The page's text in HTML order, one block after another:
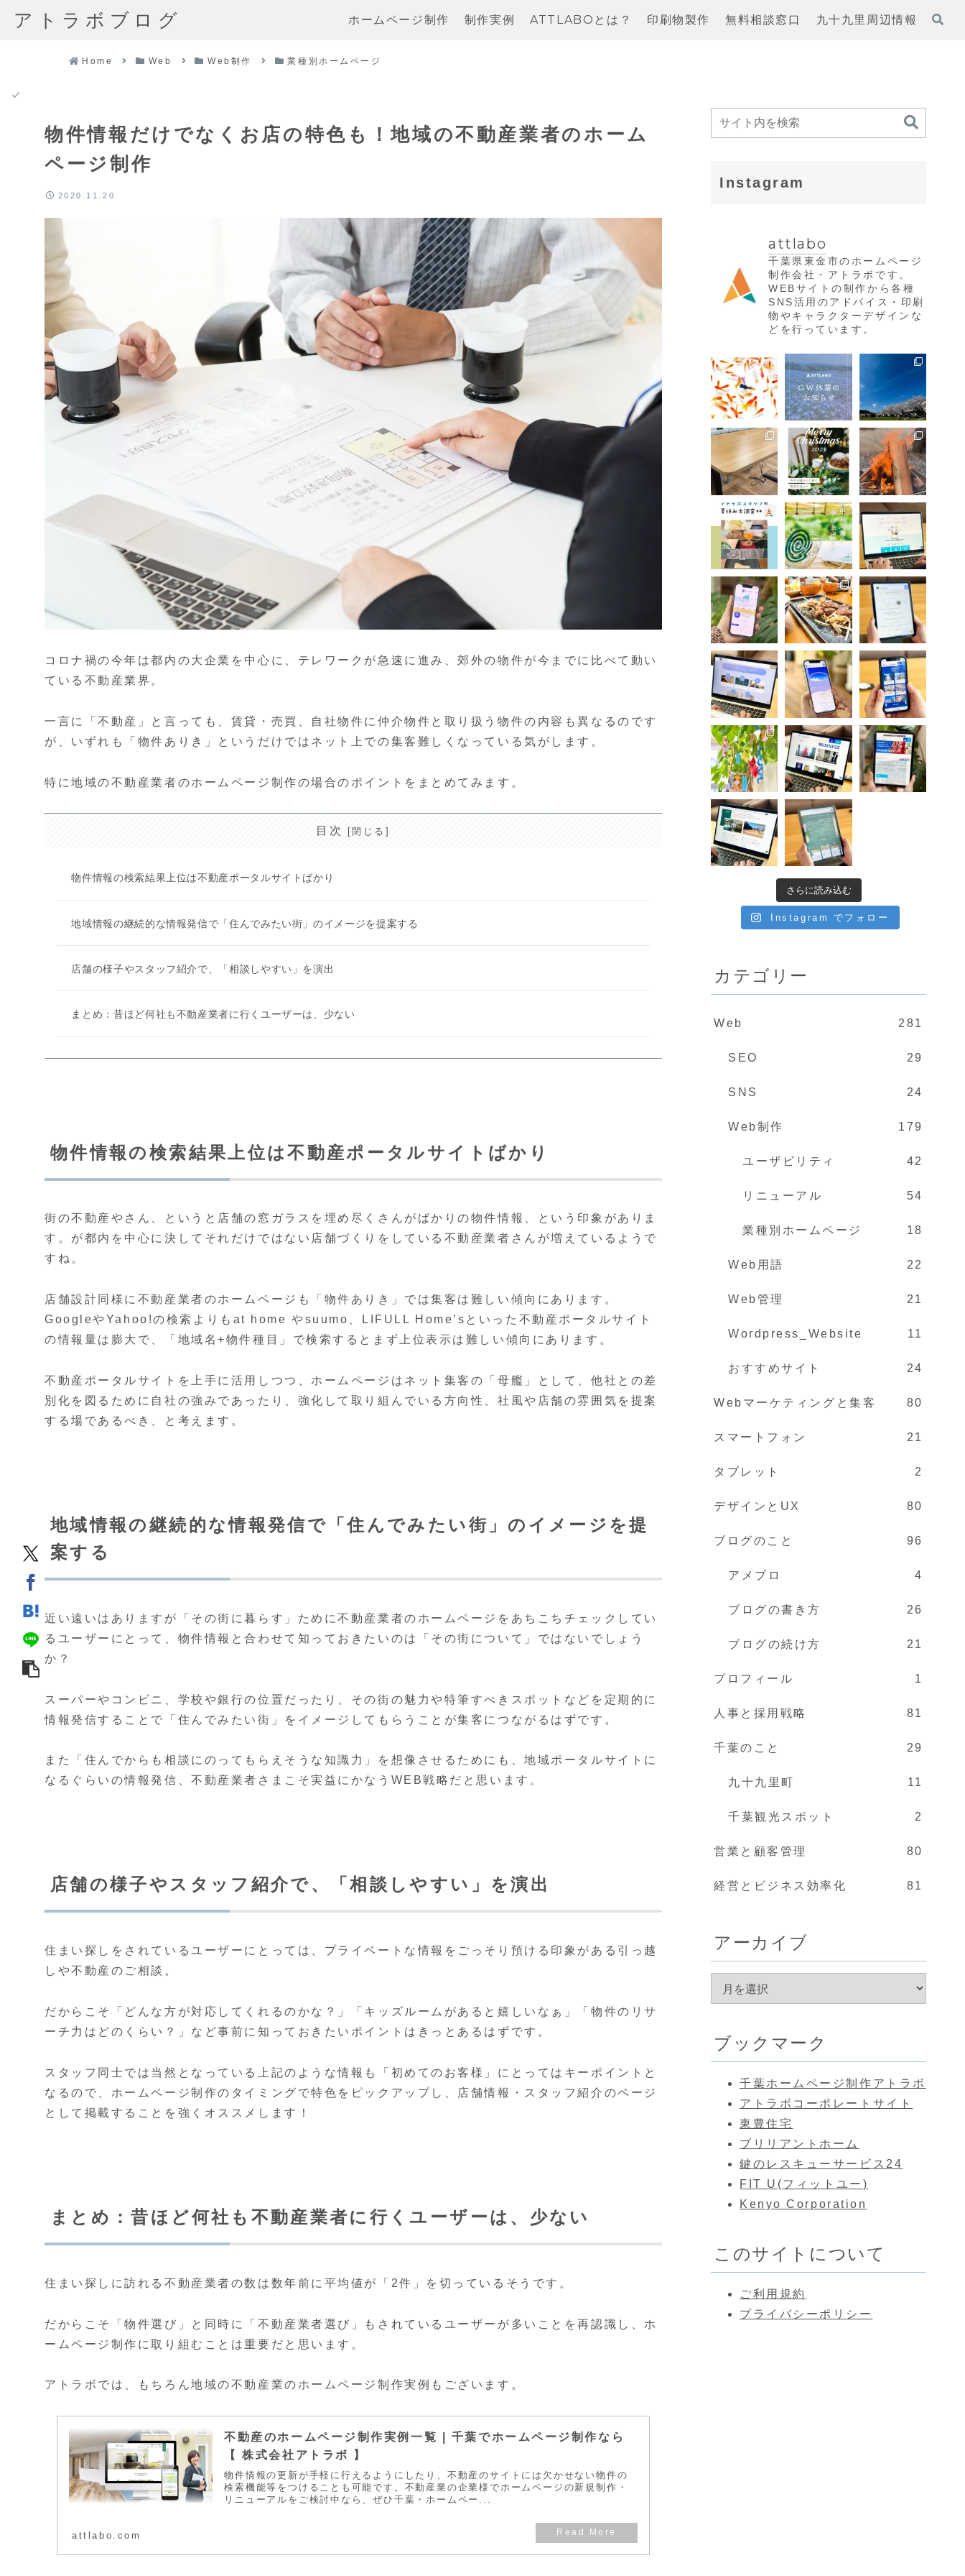
アトラボブログ ホームページ制作 制作実例 ATTLABOとは？ 印刷物製作 無料相談窓口 九十九里周辺情報
Home Web Web制作 業種別ホームページ
物件情報だけでなくお店の特色も！地域の不動産業者のホーム
ページ制作
2020.11.20
コロナ禍の今年は都内の大企業を中心に、テレワークが急速に進み、郊外の物件が今までに比べて動い
ている不動産業界。
一言に「不動産」と言っても、賃貸・売買、自社物件に仲介物件と取り扱う物件の内容も異なるのです
が、いずれも「物件ありき」というだけではネット上での集客難しくなっている気がします。
特に地域の不動産業者のホームページ制作の場合のポイントをまとめてみます。
目次
物件情報の検索結果上位は不動産ポータルサイトばかり
地域情報の継続的な情報発信で「住んでみたい街」のイメージを提案する
店舗の様子やスタッフ紹介で、「相談しやすい」を演出
まとめ：昔ほど何社も不動産業者に行くユーザーは、少ない
物件情報の検索結果上位は不動産ポータルサイトばかり
街の不動産やさん、というと店舗の窓ガラスを埋め尽くさんがばかりの物件情報、という印象がありま
す。が都内を中心に決してそれだけではない店舗づくりをしている不動産業者さんが増えているようで
すね。
店舗設計同様に不動産業者のホームページも「物件ありき」では集客は難しい傾向にあります。
GoogleやYahoo!の検索よりもat home やsuumo、LIFULL Home’sといった不動産ポータルサイト
の情報量は膨大で、「地域名+物件種目」で検索するとまず上位表示は難しい傾向にあります。
不動産ポータルサイトを上手に活用しつつ、ホームページはネット集客の「母艦」として、他社との差
別化を図るために自社の強みであったり、強化して取り組んでいる方向性、社風や店舗の雰囲気を提案
する場であるべき、と考えます。
地域情報の継続的な情報発信で「住んでみたい街」のイメージを提
案する
近い遠いはありますが「その街に暮らす」ために不動産業者のホームページをあちこちチェックしてい
るユーザーにとって、物件情報と合わせて知っておきたいのは「その街について」ではないでしょう
か？
スーパーやコンビニ、学校や銀行の位置だったり、その街の魅力や特筆すべきスポットなどを定期的に
情報発信することで「住んでみたい街」をイメージしてもらうことが集客につながるはずです。
また「住んでからも相談にのってもらえそうな知識力」を想像させるためにも、地域ポータルサイトに
なるぐらいの情報発信、不動産業者さまこそ実益にかなうWEB戦略だと思います。
店舗の様子やスタッフ紹介で、「相談しやすい」を演出
住まい探しをされているユーザーにとっては、プライベートな情報をごっそり預ける印象がある引っ越
しや不動産のご相談。
だからこそ「どんな方が対応してくれるのかな？」「キッズルームがあると嬉しいなぁ」「物件のリサ
ーチ力はどのくらい？」など事前に知っておきたいポイントはきっとあるはずです。
スタッフ同士では当然となっている上記のような情報も「初めてのお客様」にとってはキーポイントと
なるので、ホームページ制作のタイミングで特色をピックアップし、店舗情報・スタッフ紹介のページ
として掲載することを強くオススメします！
まとめ：昔ほど何社も不動産業者に行くユーザーは、少ない
住まい探しに訪れる不動産業者の数は数年前に平均値が「2件」を切っているそうです。
だからこそ「物件選び」と同時に「不動産業者選び」もされているユーザーが多いことを再認識し、ホ
ームページ制作に取り組むことは重要だと思います。
アトラボでは、もちろん地域の不動産業のホームページ制作実例もございます。
不動産のホームページ制作実例一覧 | 千葉でホームページ制作なら
【 株式会社アトラボ 】
物件情報の更新が手軽に行えるようにしたり、不動産のサイトには欠かせない物件の
検索機能等をつけることも可能です。不動産業の企業様でホームページの新規制作・
リニューアルをご検討中なら、ぜひ千葉・ホームペー...
attlabo.com
Instagram
attlabo
千葉県東金市のホームページ
制作会社・アトラボです。
WEBサイトの制作から各種
SNS活用のアドバイス・印刷
物やキャラクターデザインな
どを行っています。
さらに読み込む
Instagram でフォロー
カテゴリー
Web 281
SEO 29
SNS 24
Web制作 179
ユーザビリティ 42
リニューアル 54
業種別ホームページ 18
Web用語 22
Web管理 21
Wordpress_Website 11
おすすめサイト 24
Webマーケティングと集客 80
スマートフォン 21
タブレット 2
デザインとUX 80
ブログのこと 96
アメブロ 4
ブログの書き方 26
ブログの続け方 21
プロフィール 1
人事と採用戦略 81
千葉のこと 29
九十九里町 11
千葉観光スポット 2
営業と顧客管理 80
経営とビジネス効率化 81
アーカイブ
ブックマーク
千葉ホームページ制作アトラボ
アトラボコーポレートサイト
東豊住宅
ブリリアントホーム
鍵のレスキューサービス24
FIT U(フィットユー)
Kenyo Corporation
このサイトについて
ご利用規約
プライバシーポリシー